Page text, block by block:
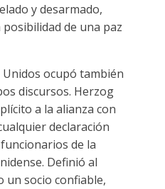
y desarmado,
de una paz
ocupó también
discursos. Herzog
a la alianza con
declaración
de la
Definió al
un socio confiable,